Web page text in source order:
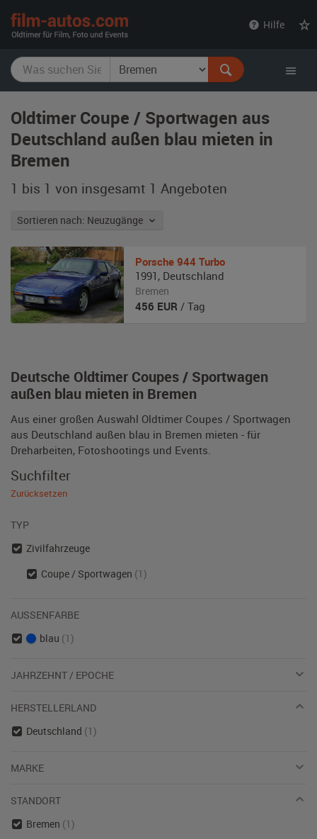
Hilfe
Oldtimer Coupe / Sportwagen aus
Deutschland außen blau mieten in
Bremen
1 bis 1 von insgesamt 1 Angeboten
Sortieren nach: Neuzugänge
Deutsche Oldtimer Coupes / Sportwagen
außen blau mieten in Bremen
Aus einer großen Auswahl Oldtimer Coupes / Sportwagen
aus Deutschland außen blau in Bremen mieten - für
Dreharbeiten, Fotoshootings und Events.
Porsche 944 Turbo
1991 , Deutschland
Bremen
456 EUR / Tag
Suchfilter
Zurücksetzen
TYP
Zivilfahrzeuge
Coupe / Sportwagen (1)
AUSSENFARBE
blau (1)
JAHRZEHNT / EPOCHE
HERSTELLERLAND
Deutschland (1)
MARKE
STANDORT
Bremen (1)